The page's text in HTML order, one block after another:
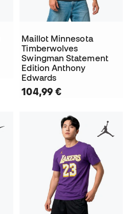
Maillot Minnesota
Timberwolves
Swingman Statement
Edition Anthony
Edwards
104,99 €